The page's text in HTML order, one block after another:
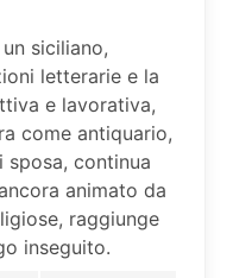
siciliano,
letterarie e la
e lavorativa,
come antiquario,
sposa, continua
animato da
raggiunge
inseguito.